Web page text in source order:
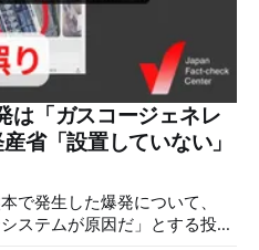
ーワードを組み合わせてソー
調べると、総投稿数は8月5日
。拡散のほとんどはXだ。 こ
いが、「ガス爆発には見えな
る為のテロですよ」など、投
応が多い。「デマまたは不確
だよ」などの指摘
は「ガスコージェネレ
省「設置していない」
で発生した爆発について、
ステムが原因だ」とする投稿